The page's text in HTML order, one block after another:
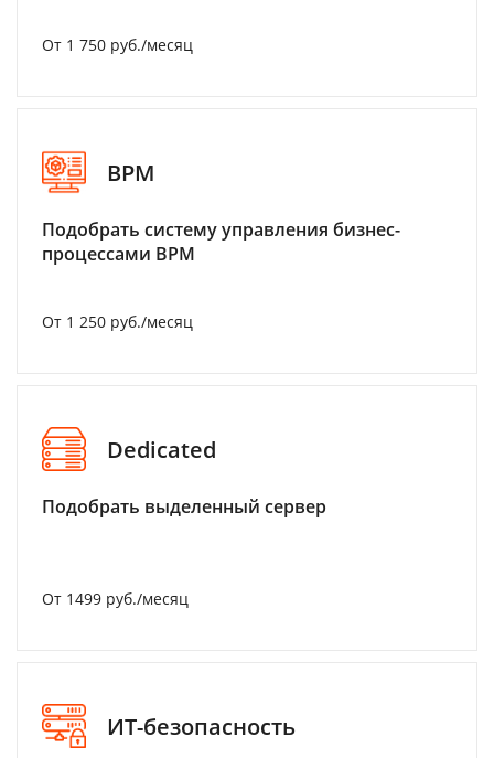
От 1 750 руб./месяц
BPM
Подобрать систему управления бизнес-
процессами BPM
От 1 250 руб./месяц
Dedicated
Подобрать выделенный сервер
От 1499 руб./месяц
ИТ-безопасность